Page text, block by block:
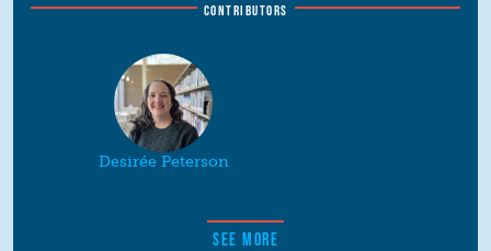
CONTRIBUTORS
Desirée Peterson
SEE MORE